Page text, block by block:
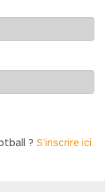
? S’inscrire ici